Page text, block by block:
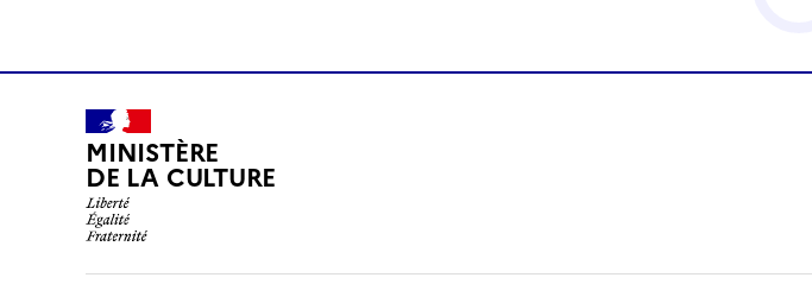
MINISTÈRE
DE LA CULTURE